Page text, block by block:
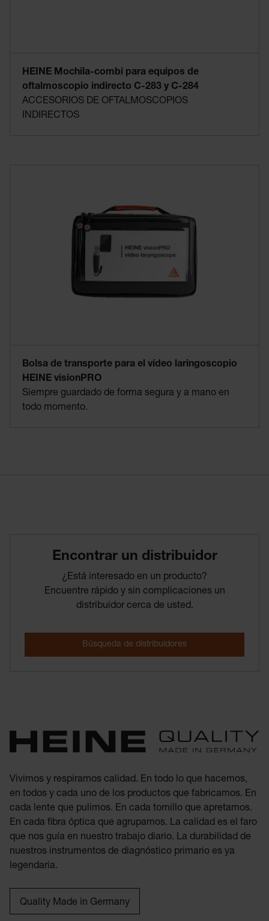
HEINE Mochila-combi para equipos de
oftalmoscopio indirecto C-283 y C-284
ACCESORIOS DE OFTALMOSCOPIOS
INDIRECTOS
Bolsa de transporte para el vídeo laringoscopio
HEINE visionPRO
Siempre guardado de forma segura y a mano en
todo momento.
Encontrar­ un­ distribuidor
¿Está interesado en un producto?
Encuentre rápido y sin complicaciones un
distribuidor cerca de usted.
Vivimos y respiramos calidad. En todo lo que hacemos,
en todos y cada uno de los productos que fabricamos. En
cada lente que pulimos. En cada tornillo que apretamos.
En cada fibra óptica que agrupamos. La calidad es el faro
que nos guía en nuestro trabajo diario. La durabilidad de
nuestros instrumentos de diagnóstico primario es ya
legendaria.
Quality Made in Germany